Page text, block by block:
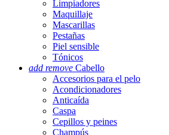
Limpiadores
Maquillaje
Mascarillas
Pestañas
Piel sensible
Tónicos
add remove Cabello
Accesorios para el pelo
Acondicionadores
Anticaída
Caspa
Cepillos y peines
Champús